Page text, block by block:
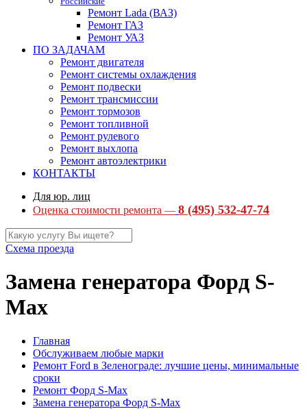
Ремонт Lada (ВАЗ)
Ремонт ГАЗ
Ремонт УАЗ
ПО ЗАДАЧАМ
Ремонт двигателя
Ремонт системы охлаждения
Ремонт подвески
Ремонт трансмиссии
Ремонт тормозов
Ремонт топливной
Ремонт рулевого
Ремонт выхлопа
Ремонт автоэлектрики
КОНТАКТЫ
Для юр. лиц
Оценка стоимости ремонта — 8 (495) 532-47-74
Схема проезда
Замена генератора Форд S-
Max
Главная
Обслуживаем любые марки
Ремонт Ford в Зеленограде: лучшие цены, минимальные
сроки
Ремонт Форд S-Max
Замена генератора Форд S-Max